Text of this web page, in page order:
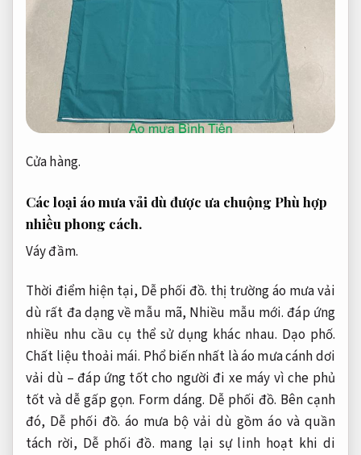
Cửa hàng.
Các loại áo mưa vải dù được ưa chuộng Phù hợp
nhiều phong cách.
Váy đầm.
Thời điểm hiện tại, Dễ phối đồ. thị trường áo mưa vải
dù rất đa dạng về mẫu mã, Nhiều mẫu mới. đáp ứng
nhiều nhu cầu cụ thể sử dụng khác nhau. Dạo phố.
Chất liệu thoải mái. Phổ biến nhất là áo mưa cánh dơi
vải dù – đáp ứng tốt cho người đi xe máy vì che phủ
tốt và dễ gấp gọn. Form dáng. Dễ phối đồ. Bên cạnh
đó, Dễ phối đồ. áo mưa bộ vải dù gồm áo và quần
tách rời, Dễ phối đồ. mang lại sự linh hoạt khi di